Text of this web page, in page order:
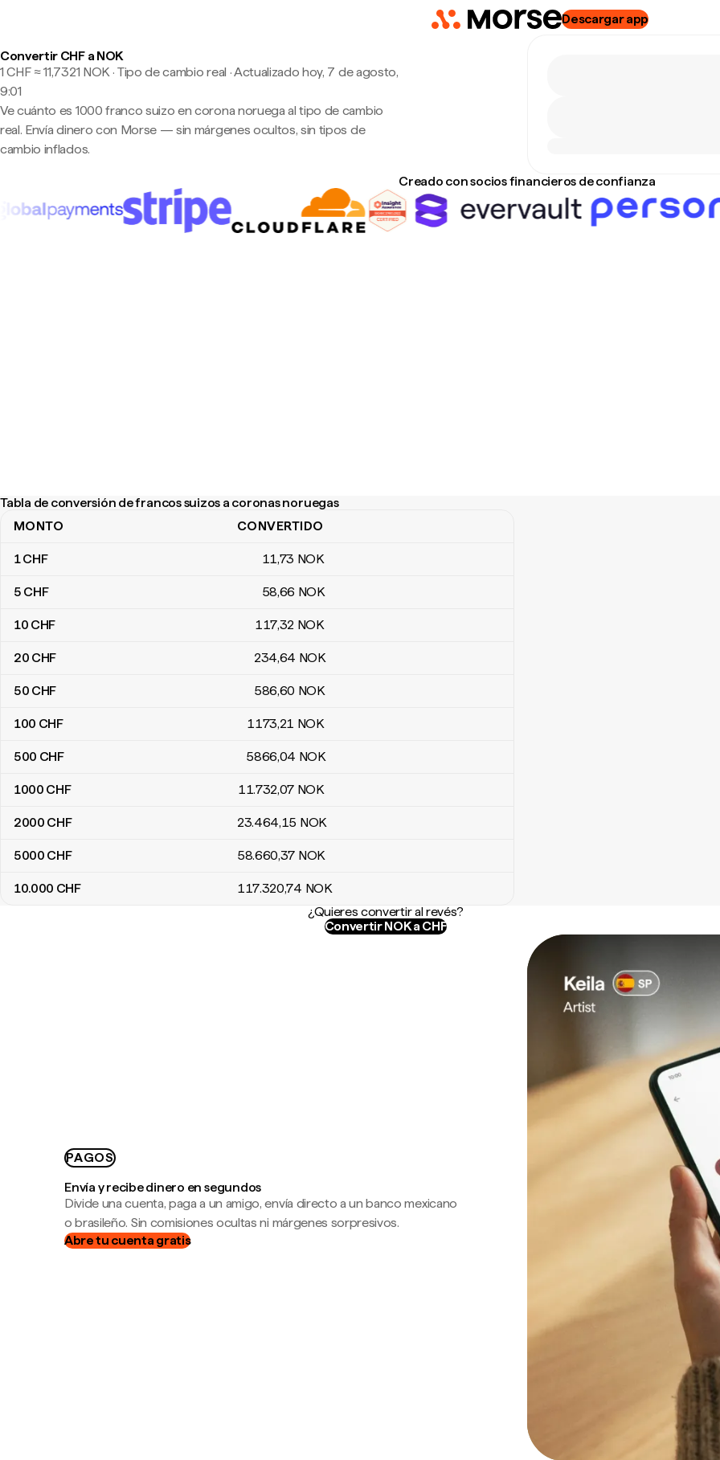
Descargar app
Convertir CHF a NOK
1 CHF ≈ 11,7321 NOK · Tipo de cambio real ·Actualizado hoy, 7 de agosto,
9:01
Ve cuánto es 1000 franco suizo en corona noruega al tipo de cambio
real. Envía dinero con Morse — sin márgenes ocultos, sin tipos de
cambio inflados.
Creado con socios financieros de confianza
Tabla de conversión de francos suizos a coronas noruegas
Tabla de conversión de francos suizos a coronas noruegas
MONTO CONVERTIDO
1CHF 11,73 NOK
5 CHF 58,66 NOK
10 CHF 117,32 NOK
20 CHF 234,64 NOK
50 CHF 586,60 NOK
100 CHF 1173,21 NOK
500 CHF 5866,04 NOK
1000 CHF 11.732,07 NOK
2000 CHF 23.464,15 NOK
5000 CHF 58.660,37 NOK
10.000 CHF 117.320,74 NOK
¿Quieres convertir al revés?
Convertir NOK a CHF
PAGOS
Envía y recibe dinero en segundos
Divide una cuenta, paga a un amigo, envía directo a un banco mexicano
o brasileño. Sin comisiones ocultas ni márgenes sorpresivos.
Abre tu cuenta gratis